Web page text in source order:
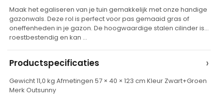
t
e
r
a
t
Maak het egaliseren van je tuin gemakkelijk met onze handige
gazonwals. Deze rol is perfect voor pas gemaaid gras of
oneffenheden in je gazon. De hoogwaardige stalen cilinder is
roestbestendig en kan …
Productspecificaties ›
Gewicht 11,0 kg Afmetingen 57 × 40 × 123 cm Kleur Zwart+Groen
Merk Outsunny